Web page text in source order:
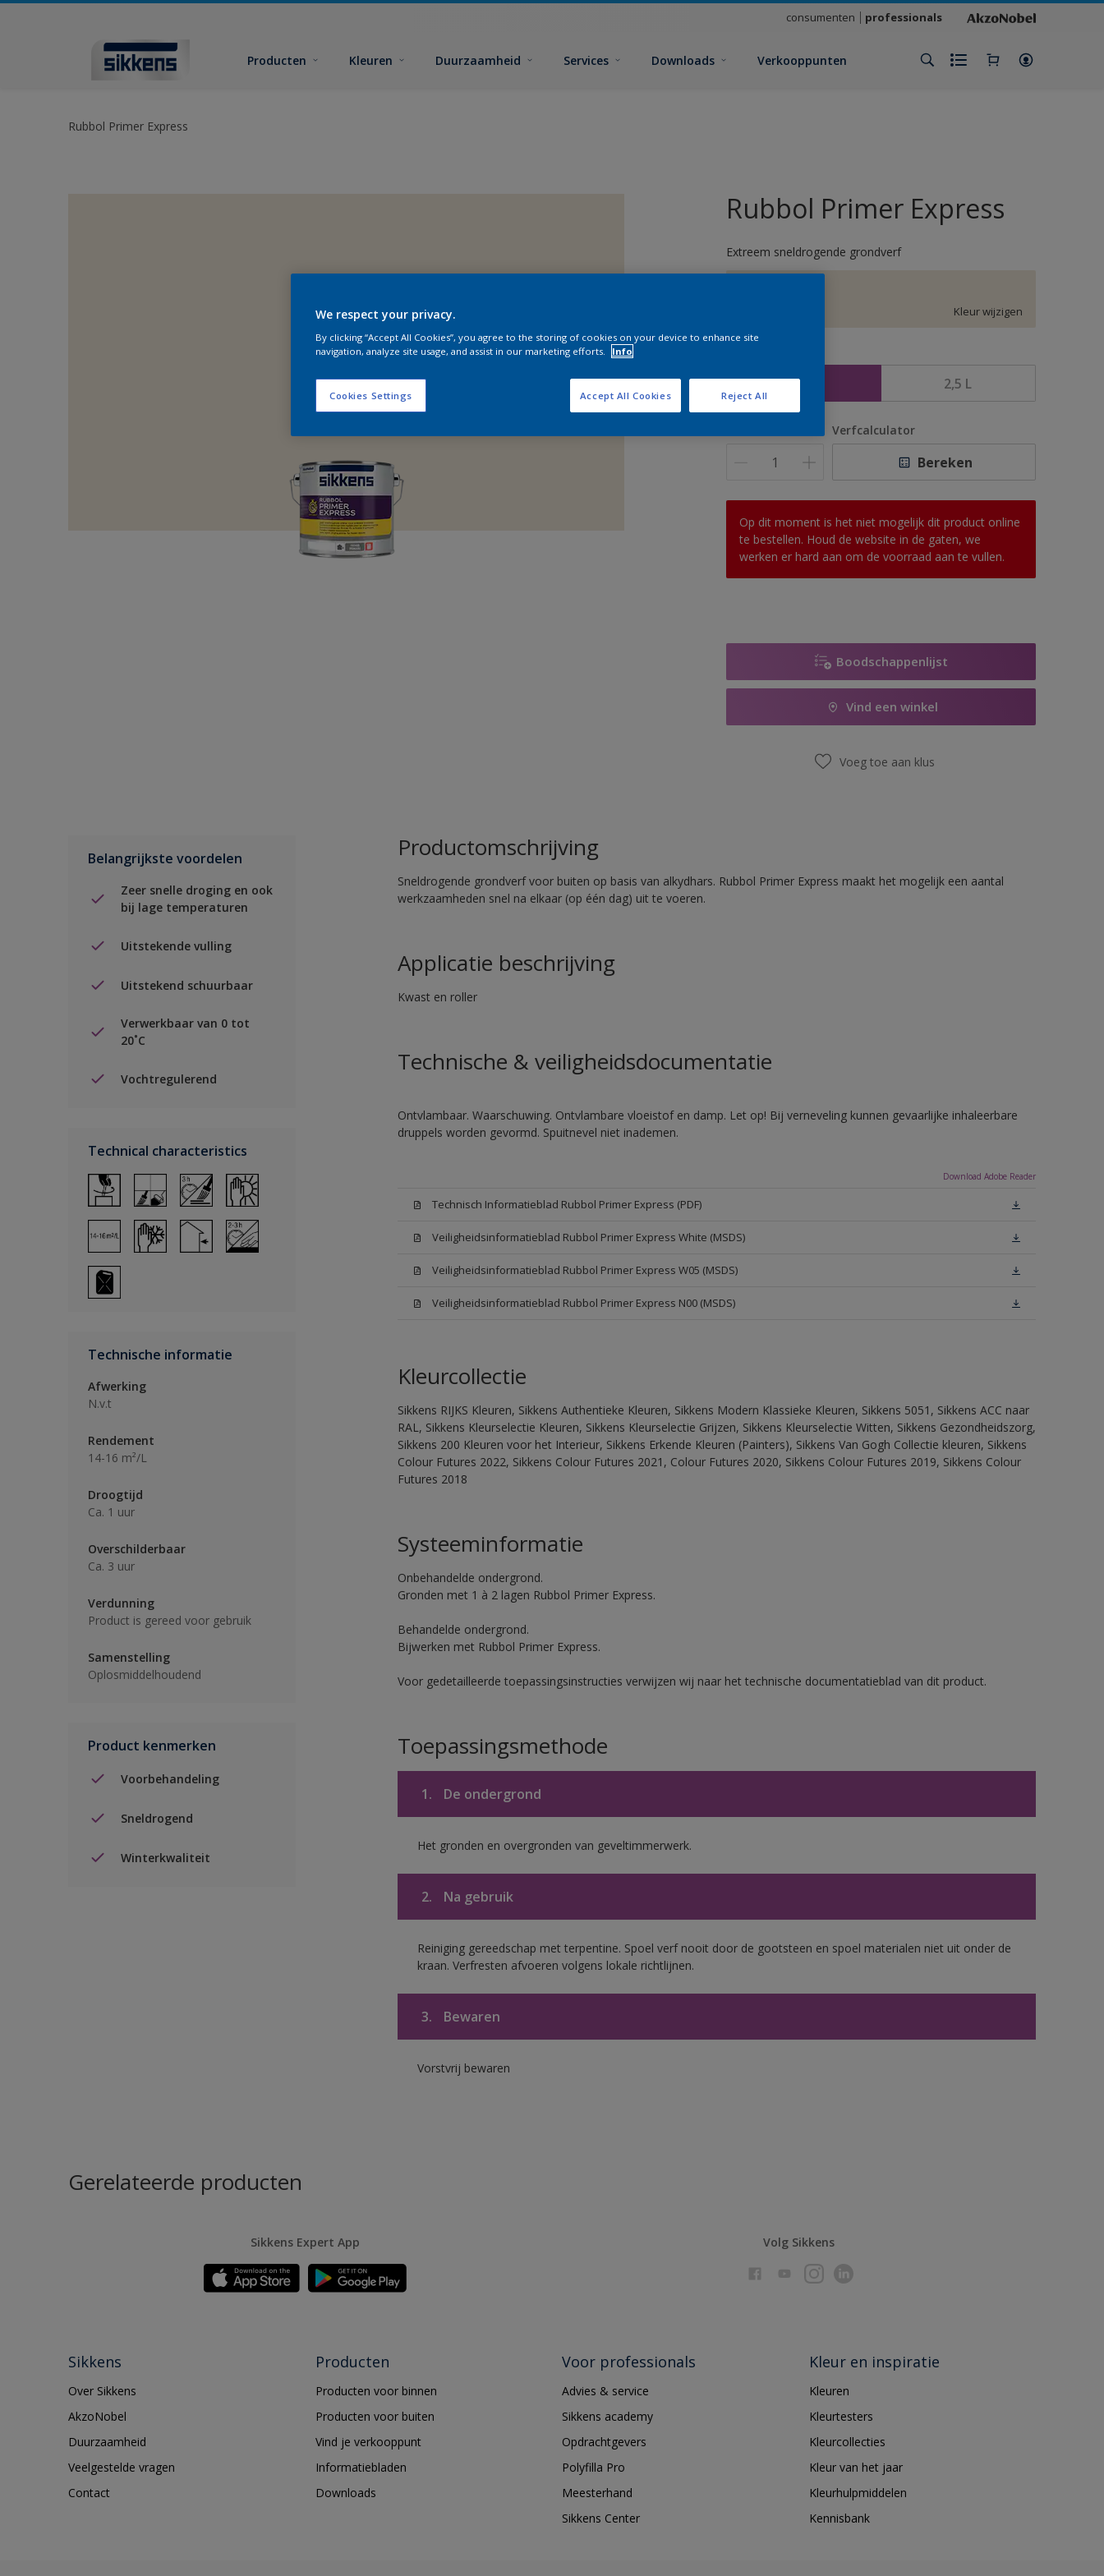
consumenten professionals
Producten Kleuren Duurzaamheid Services Downloads Verkooppunten
Rubbol Primer Express
Rubbol Primer Express
Extreem sneldrogende grondverf
Kleur wijzigen
1 L 2,5 L
Verfcalculator
Bereken
Op dit moment is het niet mogelijk dit product online
te bestellen. Houd de website in de gaten, we
werken er hard aan om de voorraad aan te vullen.
Boodschappenlijst
Vind een winkel
Voeg toe aan klus
Belangrijkste voordelen
Zeer snelle droging en ook
bij lage temperaturen
Uitstekende vulling
Uitstekend schuurbaar
Verwerkbaar van 0 tot
20˚C
Vochtregulerend
Technical characteristics
Technische informatie
Afwerking
N.v.t
Rendement
14-16 m²/L
Droogtijd
Ca. 1 uur
Overschilderbaar
Ca. 3 uur
Verdunning
Product is gereed voor gebruik
Samenstelling
Oplosmiddelhoudend
Product kenmerken
Voorbehandeling
Sneldrogend
Winterkwaliteit
Productomschrijving
Sneldrogende grondverf voor buiten op basis van alkydhars. Rubbol Primer Express maakt het mogelijk een aantal
werkzaamheden snel na elkaar (op één dag) uit te voeren.
Applicatie beschrijving
Kwast en roller
Technische & veiligheidsdocumentatie
Ontvlambaar. Waarschuwing. Ontvlambare vloeistof en damp. Let op! Bij verneveling kunnen gevaarlijke inhaleerbare
druppels worden gevormd. Spuitnevel niet inademen.
Download Adobe Reader
Technisch Informatieblad Rubbol Primer Express (PDF)
Veiligheidsinformatieblad Rubbol Primer Express White (MSDS)
Veiligheidsinformatieblad Rubbol Primer Express W05 (MSDS)
Veiligheidsinformatieblad Rubbol Primer Express N00 (MSDS)
Kleurcollectie
Sikkens RIJKS Kleuren, Sikkens Authentieke Kleuren, Sikkens Modern Klassieke Kleuren, Sikkens 5051, Sikkens ACC naar
RAL, Sikkens Kleurselectie Kleuren, Sikkens Kleurselectie Grijzen, Sikkens Kleurselectie Witten, Sikkens Gezondheidszorg,
Sikkens 200 Kleuren voor het Interieur, Sikkens Erkende Kleuren (Painters), Sikkens Van Gogh Collectie kleuren, Sikkens
Colour Futures 2022, Sikkens Colour Futures 2021, Colour Futures 2020, Sikkens Colour Futures 2019, Sikkens Colour
Futures 2018
Systeeminformatie
Onbehandelde ondergrond.
Gronden met 1 à 2 lagen Rubbol Primer Express.
Behandelde ondergrond.
Bijwerken met Rubbol Primer Express.
Voor gedetailleerde toepassingsinstructies verwijzen wij naar het technische documentatieblad van dit product.
Toepassingsmethode
1. De ondergrond
Het gronden en overgronden van geveltimmerwerk.
2. Na gebruik
Reiniging gereedschap met terpentine. Spoel verf nooit door de gootsteen en spoel materialen niet uit onder de
kraan. Verfresten afvoeren volgens lokale richtlijnen.
3. Bewaren
Vorstvrij bewaren
Gerelateerde producten
Sikkens Expert App Volg Sikkens
Sikkens
Over Sikkens
AkzoNobel
Duurzaamheid
Veelgestelde vragen
Contact
Producten
Producten voor binnen
Producten voor buiten
Vind je verkooppunt
Informatiebladen
Downloads
Voor professionals
Advies & service
Sikkens academy
Opdrachtgevers
Polyfilla Pro
Meesterhand
Sikkens Center
Kleur en inspiratie
Kleuren
Kleurtesters
Kleurcollecties
Kleur van het jaar
Kleurhulpmiddelen
Kennisbank
We respect your privacy.
By clicking “Accept All Cookies”, you agree to the storing of cookies on your device to enhance site
navigation, analyze site usage, and assist in our marketing efforts.
Info
Cookies Settings Reject All
Accept All Cookies